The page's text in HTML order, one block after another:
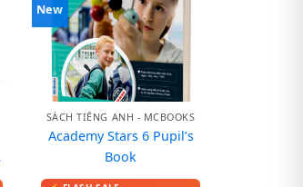
New
SÁCH TIẾNG ANH - MCBOOKS
Academy Stars 6 Pupil’s
Book